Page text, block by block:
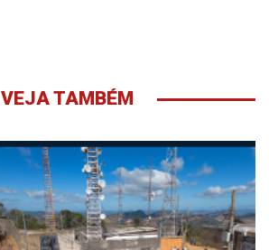
VEJA TAMBÉM